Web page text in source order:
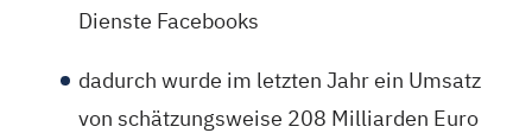
Dienste Facebooks
dadurch wurde im letzten Jahr ein Umsatz
von schätzungsweise 208 Milliarden Euro